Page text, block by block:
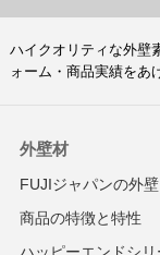
ハイクオリティな外壁
ォーム・商品実績をあ
外壁材
FUJIジャパンの外
商品の特徴と特性